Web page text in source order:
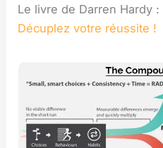
Le livre de Darren Hardy :
Décuplez votre réussite !